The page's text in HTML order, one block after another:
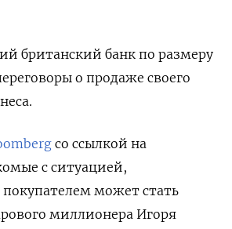
британский банк по размеру
о продаже своего
со ссылкой на
с ситуацией,
может стать
миллионера Игоря